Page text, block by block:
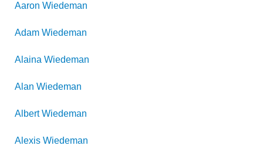
Aaron Wiedeman
Adam Wiedeman
Alaina Wiedeman
Alan Wiedeman
Albert Wiedeman
Alexis Wiedeman